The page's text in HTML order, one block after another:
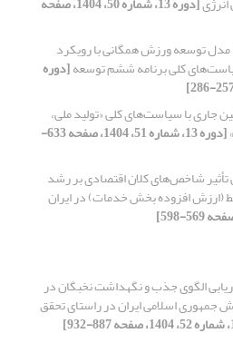
مدل توسعه ورزش همگانی با رویکرد
کلی برنامه ششم توسعه[دوره
جاری با سیاست‌های کلی «تولید ملی،
[دوره 13، شماره 51، 1404، صفحه 633-
شاخص‌های کلان اقتصادی بر رشد
افزوده بخش خدمات) در ایران
الگوی جذب و نگهداشت نخبگان در
جمهوری اسلامی ایران در راستای تحقق